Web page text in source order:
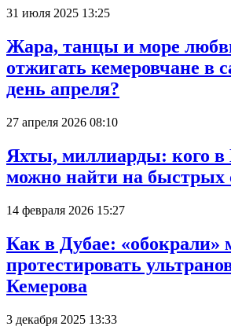
31 июля 2025 13:25
Жара, танцы и море
отжигать кемеровчане в
день апреля?
27 апреля 2026 08:10
Яхты, миллиарды: кого в
можно найти на быстрых
14 февраля 2026 15:27
Как в Дубае: «обокрали»
протестировать
Кемерова
3 декабря 2025 13:33